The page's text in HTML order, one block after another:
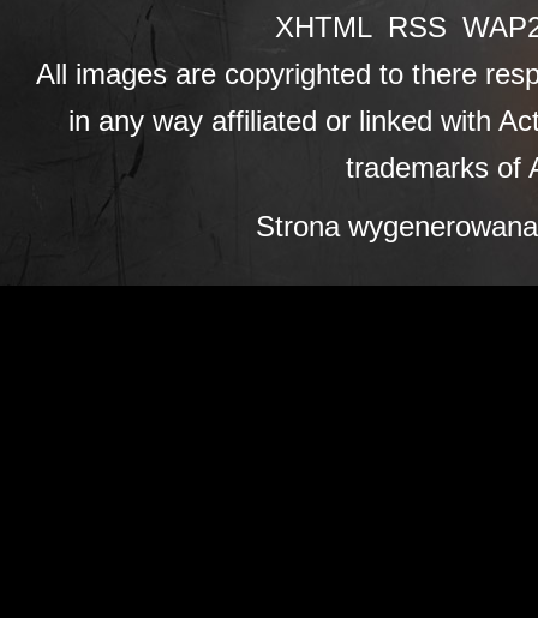
XHTML RSS
All images are copyrighted to there
in any way affiliated or linked with
trademarks of
Strona